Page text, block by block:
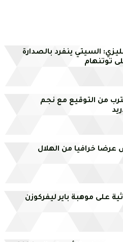
السيتي ينفرد بالصدارة
توتنهام
من التوقيع مع نجم
عرضا خرافيا من الهلال
على موهبة باير ليفركوزن